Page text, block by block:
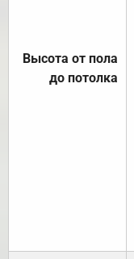
Высота от пола
до потолка